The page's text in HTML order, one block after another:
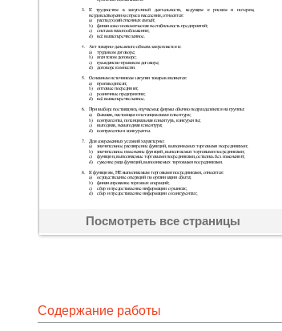
Посмотреть все страницы
Содержание работы